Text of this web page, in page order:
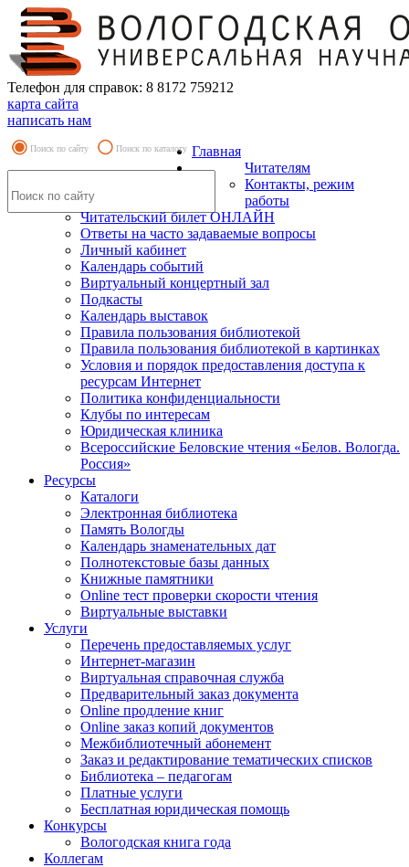
Телефон для справок: 8 8172 759212
карта сайта
написать нам
Поиск по сайту Поиск по каталогу Главная
Читателям
Контакты, режим
работы
Читательский билет ОНЛАЙН
Ответы на часто задаваемые вопросы
Личный кабинет
Календарь событий
Виртуальный концертный зал
Подкасты
Календарь выставок
Правила пользования библиотекой
Правила пользования библиотекой в картинках
Условия и порядок предоставления доступа к
ресурсам Интернет
Политика конфиденциальности
Клубы по интересам
Юридическая клиника
Всероссийские Беловские чтения «Белов. Вологда.
Россия»
Ресурсы
Каталоги
Электронная библиотека
Память Вологды
Календарь знаменательных дат
Полнотекстовые базы данных
Книжные памятники
Online тест проверки скорости чтения
Виртуальные выставки
Услуги
Перечень предоставляемых услуг
Интернет-магазин
Виртуальная справочная служба
Предварительный заказ документа
Online продление книг
Online заказ копий документов
Межбиблиотечный абонемент
Заказ и редактирование тематических списков
Библиотека – педагогам
Платные услуги
Бесплатная юридическая помощь
Конкурсы
Вологодская книга года
Коллегам